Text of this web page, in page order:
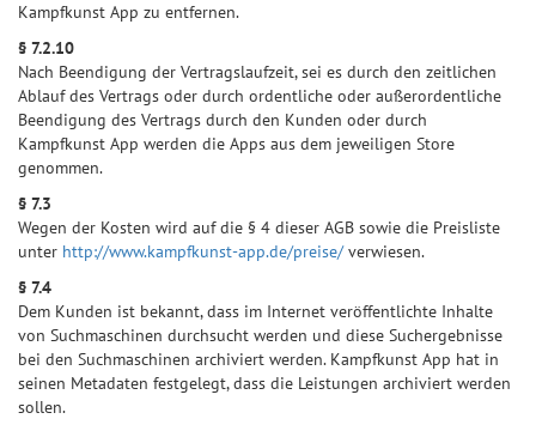
Kampfkunst App zu entfernen.
§ 7.2.10
Nach Beendigung der Vertragslaufzeit, sei es durch den zeitlichen
Ablauf des Vertrags oder durch ordentliche oder außerordentliche
Beendigung des Vertrags durch den Kunden oder durch
Kampfkunst App werden die Apps aus dem jeweiligen Store
genommen.
§ 7.3
Wegen der Kosten wird auf die § 4 dieser AGB sowie die Preisliste
unter http://www.kampfkunst-app.de/preise/verwiesen.
§ 7.4
Dem Kunden ist bekannt, dass im Internet veröffentlichte Inhalte
von Suchmaschinen durchsucht werden und diese Suchergebnisse
bei den Suchmaschinen archiviert werden. Kampfkunst App hat in
seinen Metadaten festgelegt, dass die Leistungen archiviert werden
sollen.